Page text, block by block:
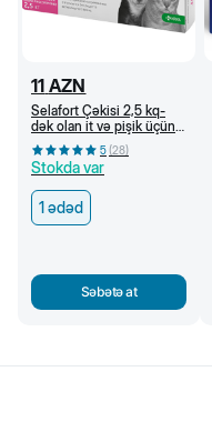
11 AZN
Selafort Çəkisi 2,5 kq-
dək olan it və pişik üçün
bit, birə, qoturluq gənəsi
və helmintlərə qarşı
damcı
5(28)
Stokda var
1 ədəd
Səbətə at